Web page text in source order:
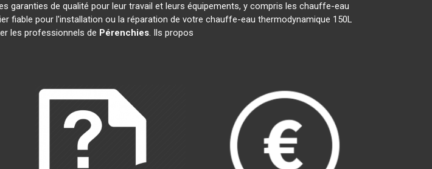
garanties de qualité pour leur travail et leurs équipements, y compris les chauffe-eau
fiable pour l'installation ou la réparation de votre chauffe-eau thermodynamique 150L
les professionnels de Pérenchies. Ils propos